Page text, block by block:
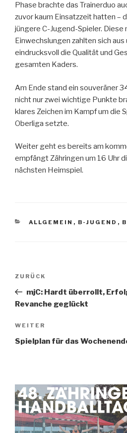
Phase brachte das Trainerduo
zuvor kaum Einsatzzeit hatten –
jüngere C-Jugend-Spieler. Diese
Einwechslungen zahlten sich
eindrucksvoll die Qualität und
gesamten Kaders.
Am Ende stand ein souveräner
nicht nur zwei wichtige Punkte
klares Zeichen im Kampf um die
Oberliga setzte.
Weiter geht es bereits am
empfängt Zähringen um 16 Uhr
nächsten Heimspiel.
ALLGEMEIN , B-JUGEND ,
ZURÜCK
mjC: Hardt überrollt,
Revanche geglückt
WEITER
Spielplan für das